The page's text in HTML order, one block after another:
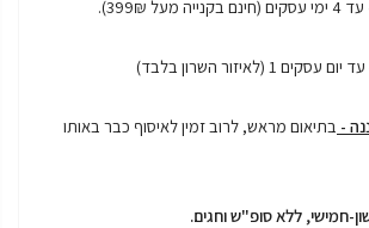
עד 4 ימי עסקים (חינם בקנייה מעל 399₪).
יום עסקים 1 (לאיזור השרון בלבד)
- בתיאום מראש, לרוב זמין לאיסוף כבר באותו
חמישי, ללא סופ"ש וחגים.